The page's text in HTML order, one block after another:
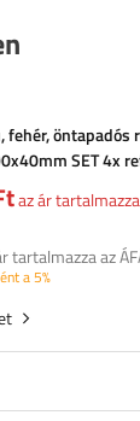
fehér, öntapadós
SET 4x
az ár
tartalmazza az
a 5%